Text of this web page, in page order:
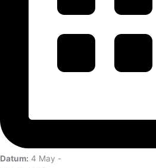
Datum: 4 May -